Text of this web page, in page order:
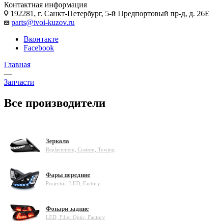
Контактная информация
192281, г. Санкт-Петербург, 5-й Предпортовый пр-д, д. 26Е
parts@tvoi-kuzov.ru
Вконтакте
Facebook
Главная
—
Запчасти
Все производители
Зеркала
Replacement, Custom, Towing
Фары передние
Projector, LED, Factory
Фонари задние
LED, Fiber Optic, Factory